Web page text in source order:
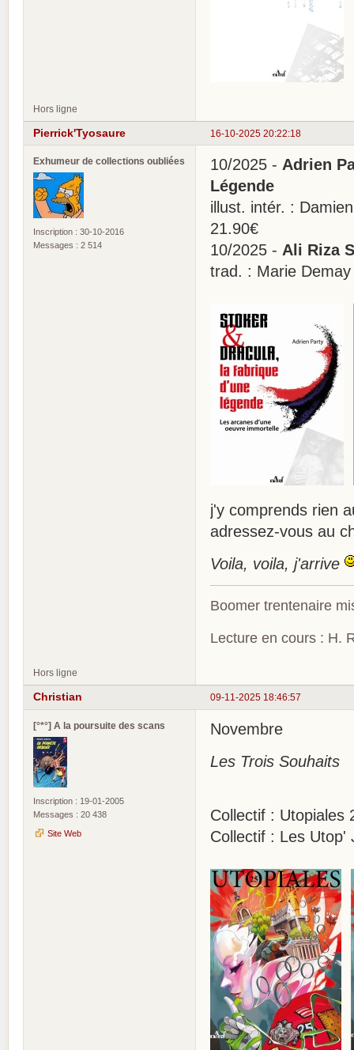
Hors ligne
16-10-2025 20:22:18
Pierrick'Tyosaure
Exhumeur de collections oubliées
Inscription : 30-10-2016
Messages : 2 514
10/2025 - Adrien
Légende
illust. intér. :
21.90€
10/2025 - Ali Riza
trad. : Marie
j'y comprends rien
adressez-vous au
Voila, voila, j'arrive
Boomer trentenaire
Lecture en cours : H.
Hors ligne
09-11-2025 18:46:57
Christian
[°*°] A la poursuite des scans
Inscription : 19-01-2005
Messages : 20 438
Site Web
Novembre
Les Trois Souhaits
Collectif : Utopiales
Collectif : Les Utop'